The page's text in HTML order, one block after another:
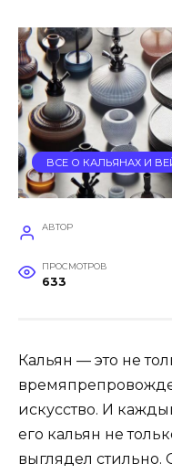
ВСЕ О КАЛЬЯНАХ И
АВТОР
ПРОСМОТРОВ
633
Кальян — это не
искусство. И
его кальян не
выглядел